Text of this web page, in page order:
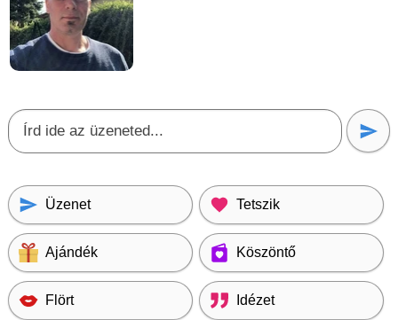
Üzenet Tetszik
Ajándék Köszöntő
Flört Idézet